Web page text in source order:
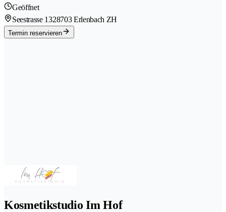
Geöffnet
Seestrasse 1328703 Erlenbach ZH
Termin reservieren
Kosmetikstudio Im Hof